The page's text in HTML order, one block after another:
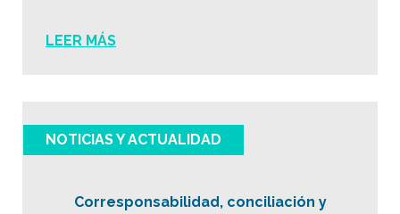
LEER MÁS
NOTICIAS Y ACTUALIDAD
Corresponsabilidad, conciliación y